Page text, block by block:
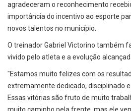
agradeceram o reconhecimento
importância do incentivo ao esporte
novos talentos no município.
O treinador Gabriel Victorino também
vivido pelo atleta e a evolução
"Estamos muito felizes com os
extremamente dedicado, disciplinado
Essas vitórias são fruto de muito